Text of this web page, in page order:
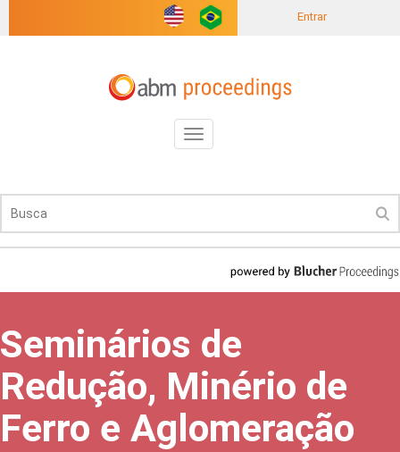
Entrar
Toggle
navigation
Seminários de
Redução, Minério de
Ferro e Aglomeração